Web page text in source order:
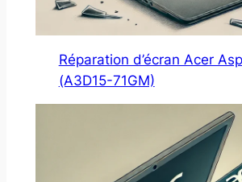
Réparation d’écran Acer
(A3D15-71GM)